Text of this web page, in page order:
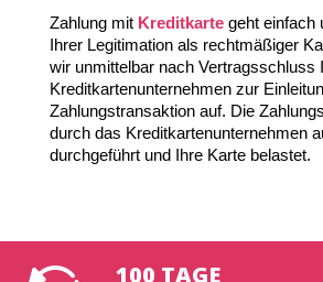
Zahlung mit Kreditkarte geht einfach
Ihrer Legitimation als rechtmäßiger
wir unmittelbar nach Vertragsschluss
Kreditkartenunternehmen zur
Zahlungstransaktion auf. Die
durch das Kreditkartenunternehmen
durchgeführt und Ihre Karte belastet.
100 TAGE